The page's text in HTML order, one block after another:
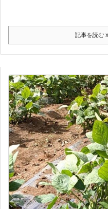
記事を読む